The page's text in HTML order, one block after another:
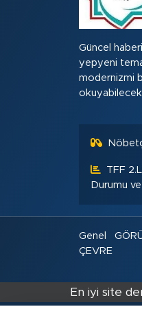
Güncel
yepyeni
modernizmi
TFF
Durumu
Genel
ÇEVRE
En iyi site